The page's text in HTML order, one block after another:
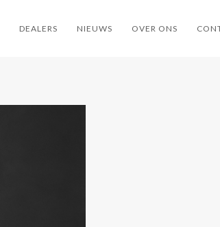
DEALERS NIEUWS OVER ONS